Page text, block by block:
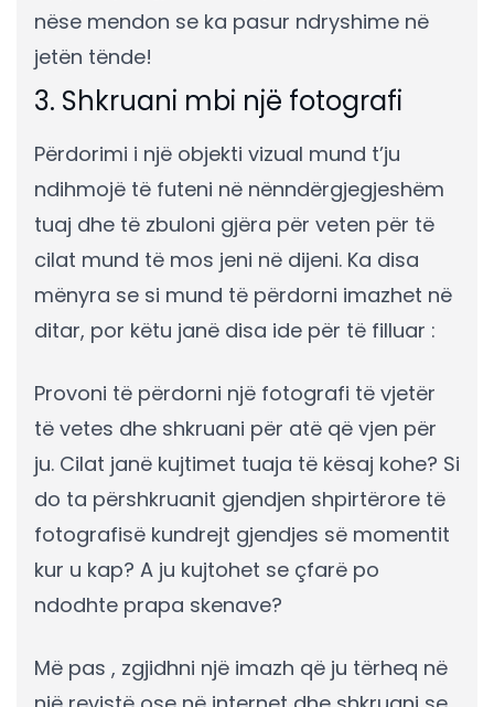
nëse mendon se ka pasur ndryshime në
jetën tënde!
3. Shkruani mbi një fotografi
Përdorimi i një objekti vizual mund t’ju
ndihmojë të futeni në nënndërgjegjeshëm
tuaj dhe të zbuloni gjëra për veten për të
cilat mund të mos jeni në dijeni. Ka disa
mënyra se si mund të përdorni imazhet në
ditar, por këtu janë disa ide për të filluar :
Provoni të përdorni një fotografi të vjetër
të vetes dhe shkruani për atë që vjen për
ju. Cilat janë kujtimet tuaja të kësaj kohe? Si
do ta përshkruanit gjendjen shpirtërore të
fotografisë kundrejt gjendjes së momentit
kur u kap? A ju kujtohet se çfarë po
ndodhte prapa skenave?
Më pas , zgjidhni një imazh që ju tërheq në